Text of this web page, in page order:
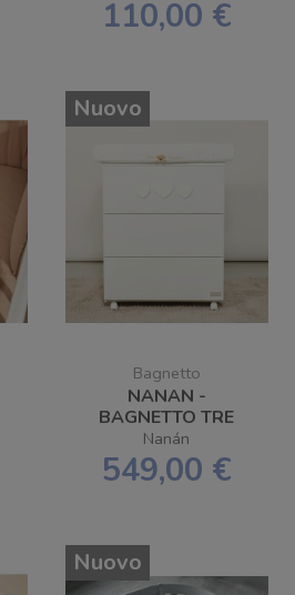
110,00 €
Nuovo
Bagnetto
NANAN -
BAGNETTO TRE
CUORI - SPEDIZIONE
GRATUITA
Nanán
549,00 €
Nuovo